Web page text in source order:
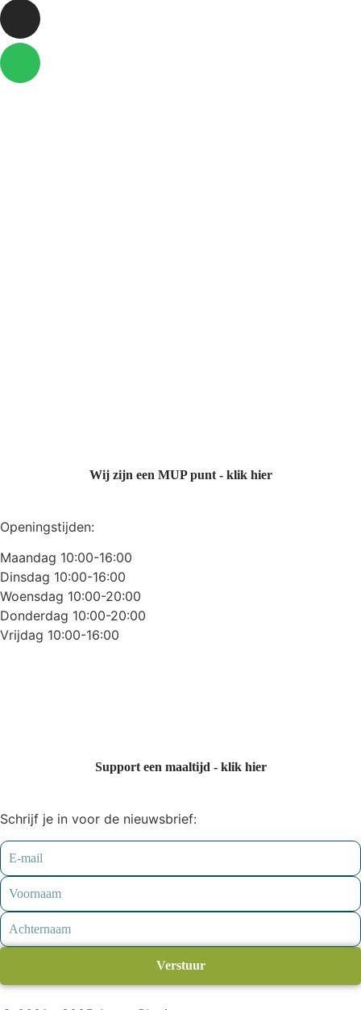
Wij zijn een MUP punt - klik hier
Openingstijden:
Maandag 10:00-16:00
Dinsdag 10:00-16:00
Woensdag 10:00-20:00
Donderdag 10:00-20:00
Vrijdag 10:00-16:00
Support een maaltijd - klik hier
Schrijf je in voor de nieuwsbrief:
Verstuur